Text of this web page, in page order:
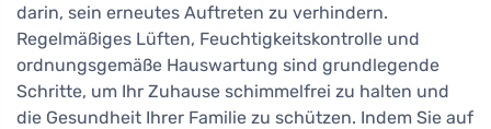
darin, sein erneutes Auftreten zu verhindern.
Regelmäßiges Lüften, Feuchtigkeitskontrolle und
ordnungsgemäße Hauswartung sind grundlegende
Schritte, um Ihr Zuhause schimmelfrei zu halten und
die Gesundheit Ihrer Familie zu schützen. Indem Sie auf